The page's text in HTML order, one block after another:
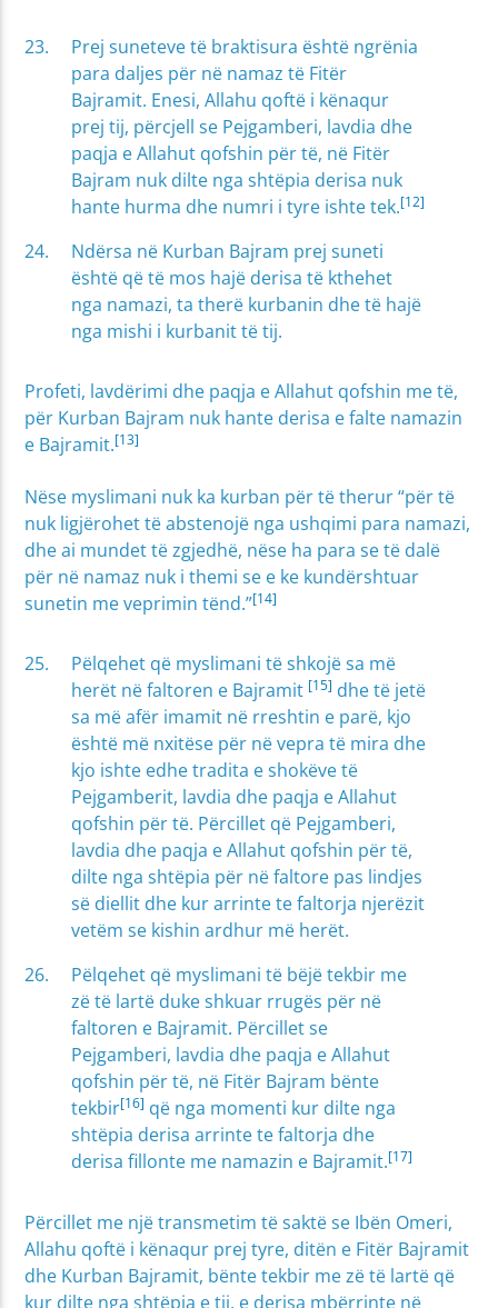
Prej suneteve të braktisura është ngrënia
para daljes për në namaz të Fitër
Bajramit. Enesi, Allahu qoftë i kënaqur
prej tij, përcjell se Pejgamberi, lavdia dhe
paqja e Allahut qofshin për të, në Fitër
Bajram nuk dilte nga shtëpia derisa nuk
hante hurma dhe numri i tyre ishte tek.[12]
Ndërsa në Kurban Bajram prej suneti
është që të mos hajë derisa të kthehet
nga namazi, ta therë kurbanin dhe të hajë
nga mishi i kurbanit të tij.
Profeti, lavdërimi dhe paqja e Allahut qofshin me të,
për Kurban Bajram nuk hante derisa e falte namazin
e Bajramit.[13]
Nëse myslimani nuk ka kurban për të therur “për të
nuk ligjërohet të abstenojë nga ushqimi para namazi,
dhe ai mundet të zgjedhë, nëse ha para se të dalë
për në namaz nuk i themi se e ke kundërshtuar
sunetin me veprimin tënd.”[14]
Pëlqehet që myslimani të shkojë sa më
herët në faltoren e Bajramit [15] dhe të jetë
sa më afër imamit në rreshtin e parë, kjo
është më nxitëse për në vepra të mira dhe
kjo ishte edhe tradita e shokëve të
Pejgamberit, lavdia dhe paqja e Allahut
qofshin për të. Përcillet që Pejgamberi,
lavdia dhe paqja e Allahut qofshin për të,
dilte nga shtëpia për në faltore pas lindjes
së diellit dhe kur arrinte te faltorja njerëzit
vetëm se kishin ardhur më herët.
Pëlqehet që myslimani të bëjë tekbir me
zë të lartë duke shkuar rrugës për në
faltoren e Bajramit. Përcillet se
Pejgamberi, lavdia dhe paqja e Allahut
qofshin për të, në Fitër Bajram bënte
tekbir[16] që nga momenti kur dilte nga
shtëpia derisa arrinte te faltorja dhe
derisa fillonte me namazin e Bajramit.[17]
Përcillet me një transmetim të saktë se Ibën Omeri,
Allahu qoftë i kënaqur prej tyre, ditën e Fitër Bajramit
dhe Kurban Bajramit, bënte tekbir me zë të lartë që
kur dilte nga shtëpia e tij, e derisa mbërrinte në